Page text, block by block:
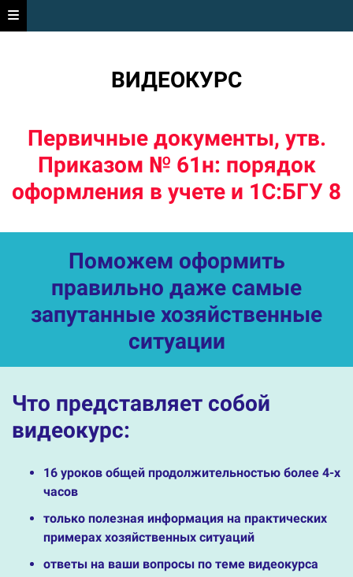
ВИДЕОКУРС
Первичные документы, утв.
Приказом № 61н: порядок
оформления в учете и 1С:БГУ 8
Поможем оформить
правильно даже самые
запутанные хозяйственные
ситуации
Что представляет собой
видеокурс:
16 уроков общей продолжительностью более 4-х
часов
только полезная информация на практических
примерах хозяйственных ситуаций
ответы на ваши вопросы по теме видеокурса